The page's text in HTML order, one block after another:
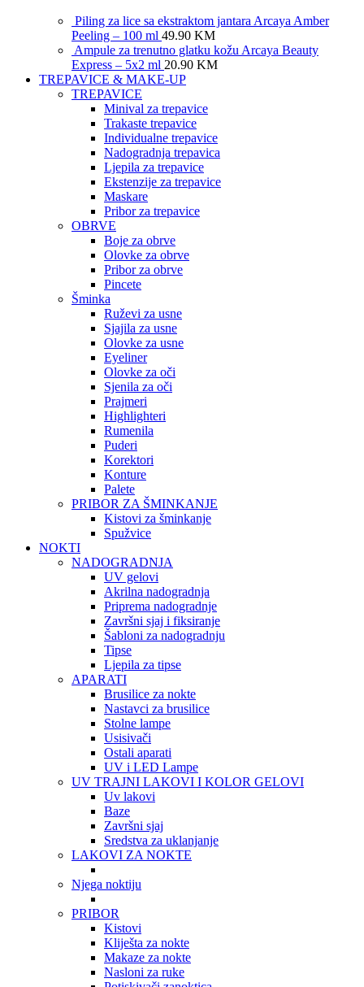
Piling za lice sa ekstraktom jantara Arcaya Amber
Peeling – 100 ml 49.90 KM
Ampule za trenutno glatku kožu Arcaya Beauty
Express – 5x2 ml 20.90 KM
TREPAVICE & MAKE-UP
TREPAVICE
Minival za trepavice
Trakaste trepavice
Individualne trepavice
Nadogradnja trepavica
Ljepila za trepavice
Ekstenzije za trepavice
Maskare
Pribor za trepavice
OBRVE
Boje za obrve
Olovke za obrve
Pribor za obrve
Pincete
Šminka
Ruževi za usne
Sjajila za usne
Olovke za usne
Eyeliner
Olovke za oči
Sjenila za oči
Prajmeri
Highlighteri
Rumenila
Puderi
Korektori
Konture
Palete
PRIBOR ZA ŠMINKANJE
Kistovi za šminkanje
Spužvice
NOKTI
NADOGRADNJA
UV gelovi
Akrilna nadogradnja
Priprema nadogradnje
Završni sjaj i fiksiranje
Šabloni za nadogradnju
Tipse
Ljepila za tipse
APARATI
Brusilice za nokte
Nastavci za brusilice
Stolne lampe
Usisivači
Ostali aparati
UV i LED Lampe
UV TRAJNI LAKOVI I KOLOR GELOVI
Uv lakovi
Baze
Završni sjaj
Sredstva za uklanjanje
LAKOVI ZA NOKTE
Njega noktiju
PRIBOR
Kistovi
Kliješta za nokte
Makaze za nokte
Nasloni za ruke